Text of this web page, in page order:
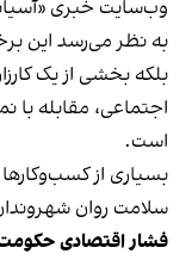
وب‌سایت خبری
به نظر می‌رسد این
بلکه بخشی از یک
اجتماعی، مقابله با
است.
بسیاری از
سلامت روان
فشار اقتصادی حکومت